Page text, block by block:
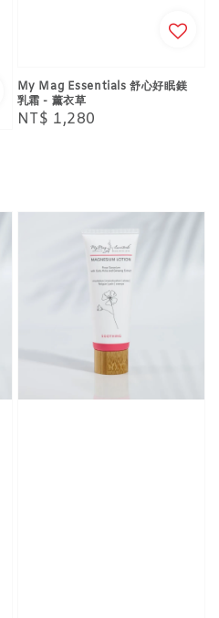
My Mag Essentials 舒心好眠鎂
乳霜 - 薰衣草
Regular
NT$ 1,280